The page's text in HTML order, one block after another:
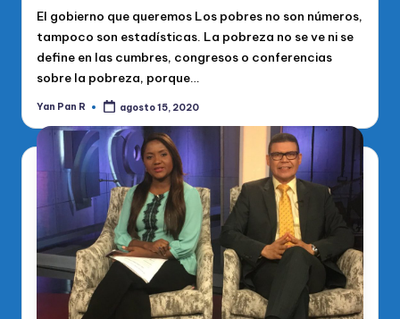
El gobierno que queremos Los pobres no son números,
tampoco son estadísticas. La pobreza no se ve ni se
define en las cumbres, congresos o conferencias
sobre la pobreza, porque…
Publicado
Yan Pan R agosto 15, 2020